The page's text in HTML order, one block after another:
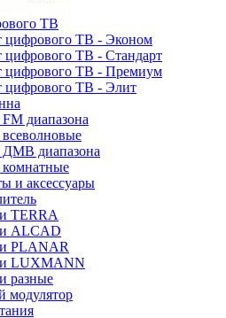
ТВ
цифрового ТВ - Эконом
цифрового ТВ - Стандарт
цифрового ТВ - Премиум
цифрового ТВ - Элит
диапазона
диапазона
и аксессуары
TERRA
ALCAD
PLANAR
LUXMANN
разные
модулятор